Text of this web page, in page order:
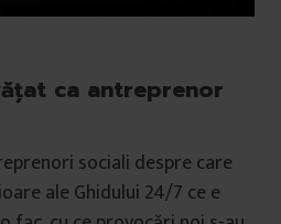
ca antreprenor
sociali despre care
ale Ghidului 24/7 ce e